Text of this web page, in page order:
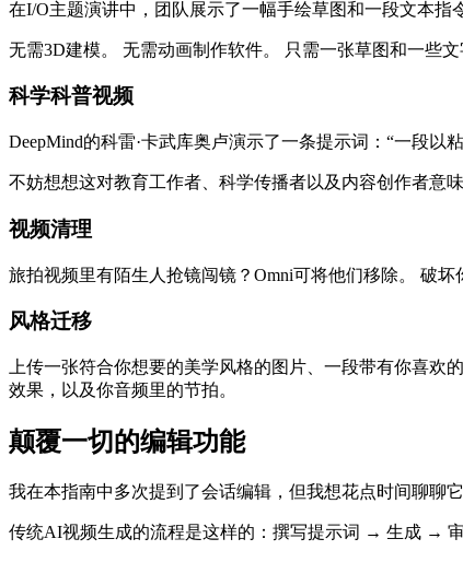
在I/O主题演讲中，团队展示了一幅手绘草图和一段文本
无需3D建模。 无需动画制作软件。 只需一张草图和一些文
科学科普视频
DeepMind的科雷·卡武库奥卢演示了一条提示词：“一段
不妨想想这对教育工作者、科学传播者以及内容创作者意味
视频清理
旅拍视频里有陌生人抢镜闯镜？Omni可将他们移除。 破
风格迁移
上传一张符合你想要的美学风格的图片、一段带有你喜
效果，以及你音频里的节拍。
颠覆一切的编辑功能
我在本指南中多次提到了会话编辑，但我想花点时间聊聊
传统AI视频生成的流程是这样的：撰写提示词 → 生成 →